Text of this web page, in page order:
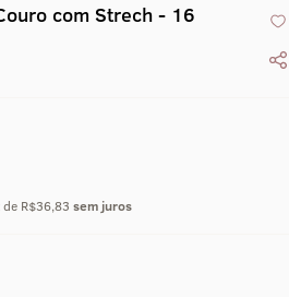
com Strech - 16
de R$36,83 sem juros